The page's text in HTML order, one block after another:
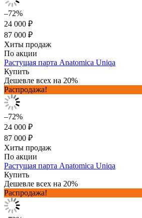
–72%
24 000 ₽
87 000 ₽
Хиты продаж
По акции
Растущая парта Anatomica Uniqa
Купить
Дешевле всех на 20%
Распродажа!
–72%
24 000 ₽
87 000 ₽
Хиты продаж
По акции
Растущая парта Anatomica Uniqa
Купить
Дешевле всех на 20%
Распродажа!